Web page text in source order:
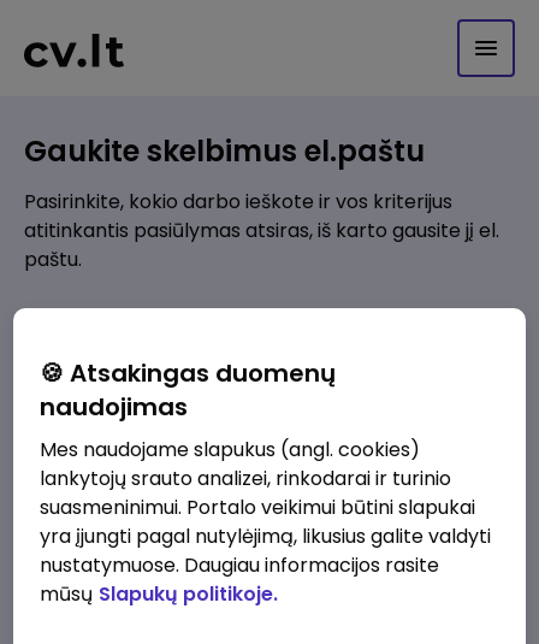
Gaukite skelbimus el.paštu
Pasirinkite, kokio darbo ieškote ir vos kriterijus
atitinkantis pasiūlymas atsiras, iš karto gausite jį el.
paštu.
Pridėti naują
Kokios srities darbo pasiūlymai jus domina?
Pridėti naują
🍪 Atsakingas duomenų
naudojimas
Mes naudojame slapukus (angl. cookies)
lankytojų srauto analizei, rinkodarai ir turinio
suasmeninimui. Portalo veikimui būtini slapukai
yra įjungti pagal nutylėjimą, likusius galite valdyti
nustatymuose. Daugiau informacijos rasite
mūsų Slapukų politikoje.